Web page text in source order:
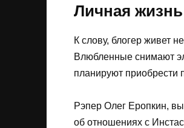
Личная
К слову, блогер живет
Влюбленные снимают
планируют приобрести
Рэпер Олег Еропкин,
об отношениях с